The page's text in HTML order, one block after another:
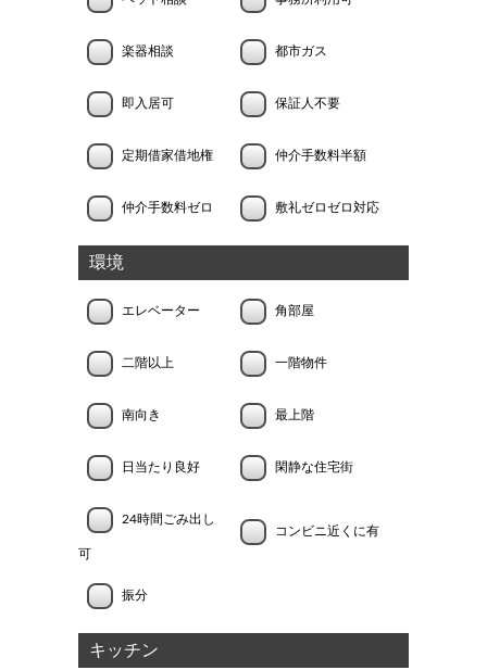
楽器相談 都市ガス
即入居可 保証人不要
定期借家借地権 仲介手数料半額
仲介手数料ゼロ 敷礼ゼロゼロ対応
環境
エレベーター 角部屋
二階以上 一階物件
南向き 最上階
日当たり良好 閑静な住宅街
24時間ごみ出し
可
コンビニ近くに有
振分
キッチン